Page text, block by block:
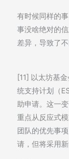
有时候同样的
事没啥绝对的
差异，导致了不
[11] 以太坊基
统支持计划（
助申请。这一
重点从反应式
团队的优先事
请，但将采用